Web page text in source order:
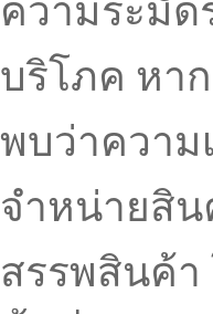
ความระมัด
บริโภค หา
พบว่าความ
จำหน่ายสิ
สรรพสินค้า